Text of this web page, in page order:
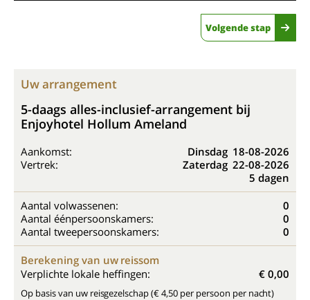
Volgende stap
Uw arrangement
5-daags alles-inclusief-arrangement bij
Enjoyhotel Hollum Ameland
Aankomst: Dinsdag 18-08-2026
Vertrek:
Zaterdag 22-08-2026
5 dagen
Aantal volwassenen:
0
Aantal éénpersoonskamers:
0
Aantal tweepersoonskamers:
0
Berekening van uw reissom
Verplichte lokale heffingen:
€ 0,00
Op basis van uw reisgezelschap (€ 4,50 per persoon per nacht)